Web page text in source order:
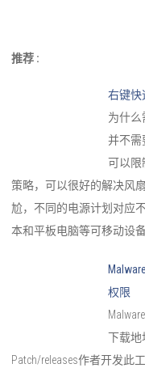
推荐 :
右键快
为什
并不需
可以限
策略，可以很好的解决风
尬，不同的电源计划对应
本和平板电脑等可移动设
权限
下载地
Patch/releases作者开发此